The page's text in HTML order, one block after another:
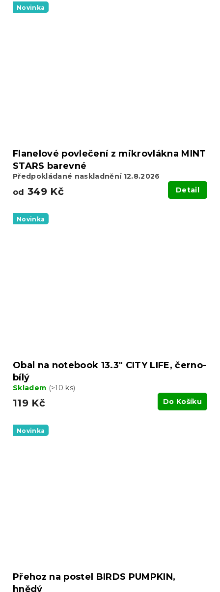
Novinka
Flanelové povlečení z mikrovlákna MINT
STARS barevné
Předpokládané naskladnění 12.8.2026
od 349 Kč Detail
Novinka
Obal na notebook 13.3" CITY LIFE, černo-
bílý
Skladem (>10 ks)
119 Kč Do Košíku
Novinka
Přehoz na postel BIRDS PUMPKIN,
hnědý